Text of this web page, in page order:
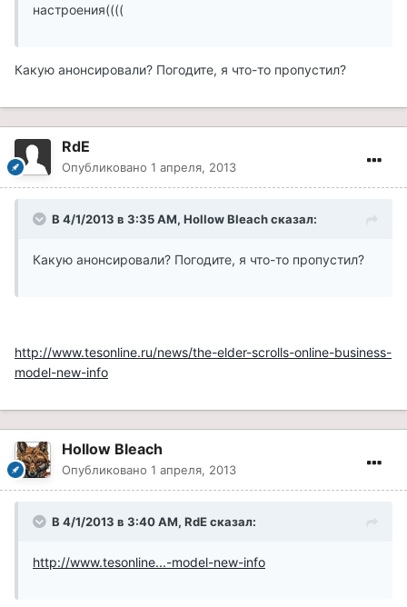
настроения((((
Какую анонсировали? Погодите, я что-то пропустил?
RdE
Опубликовано 1 апреля, 2013
В 4/1/2013 в 3:35 AM, Hollow Bleach сказал:
Какую анонсировали? Погодите, я что-то пропустил?
http://www.tesonline.ru/news/the-elder-scrolls-online-business-
model-new-info
Hollow Bleach
Опубликовано 1 апреля, 2013
В 4/1/2013 в 3:40 AM, RdE сказал:
http://www.tesonline...-model-new-info